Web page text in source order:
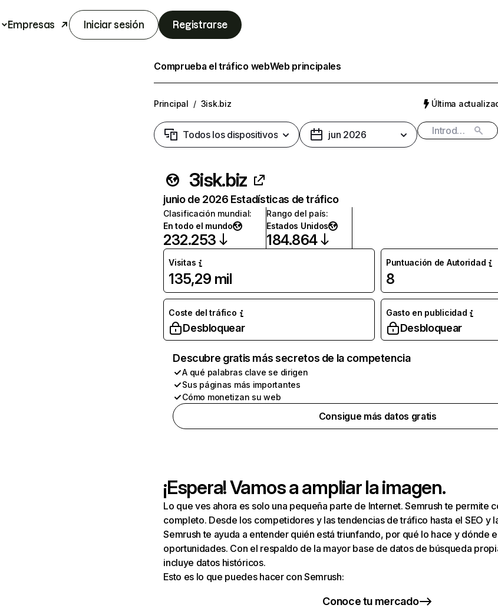
Empresas Iniciar sesión Registrarse
Comprueba el tráfico webWeb principales
Principal / 3isk.biz Última
Todos los dispositivos jun 2026
3isk.biz
junio de 2026 Estadísticas de tráfico
Clasificación mundial:
En todo el mundo
232.253
Rango del país:
Estados Unidos
184.864
Visitas
135,29 mil
Puntuación de Autoridad
8
Coste del tráfico
Desbloquear
Gasto en publicidad
Desbloquear
Descubre gratis más secretos de la competencia
A qué palabras clave se dirigen
Sus páginas más importantes
Cómo monetizan su web
Consigue más datos gratis
¡Espera! Vamos a ampliar la imagen.
Lo que ves ahora es solo una pequeña parte de Internet. Semrush te permite
completo. Desde los competidores y las tendencias de tráfico hasta el SEO y
Semrush te ayuda a entender quién está triunfando, por qué lo hace y dónde
oportunidades. Con el respaldo de la mayor base de datos de búsqueda
incluye datos históricos.
Esto es lo que puedes hacer con Semrush:
Conoce tu mercado